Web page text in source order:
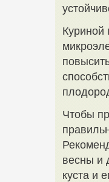
Куриной
Чтобы
весны и
куста и